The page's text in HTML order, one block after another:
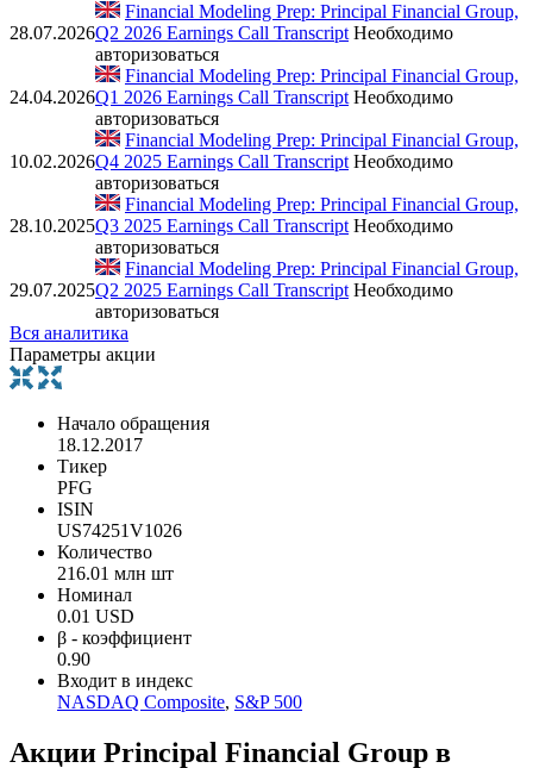
28.07.2026
Financial Modeling Prep: Principal Financial Group,
Q2 2026 Earnings Call Transcript Необходимо
авторизоваться
24.04.2026
Financial Modeling Prep: Principal Financial Group,
Q1 2026 Earnings Call Transcript Необходимо
авторизоваться
10.02.2026
Financial Modeling Prep: Principal Financial Group,
Q4 2025 Earnings Call Transcript Необходимо
авторизоваться
28.10.2025
Financial Modeling Prep: Principal Financial Group,
Q3 2025 Earnings Call Transcript Необходимо
авторизоваться
29.07.2025
Financial Modeling Prep: Principal Financial Group,
Q2 2025 Earnings Call Transcript Необходимо
авторизоваться
Вся аналитика
Параметры акции
Начало обращения
18.12.2017
Тикер
PFG
ISIN
US74251V1026
Количество
216.01 млн шт
Номинал
0.01 USD
β - коэффициент
0.90
Входит в индекс
NASDAQ Composite, S&P 500
Акции Principal Financial Group в